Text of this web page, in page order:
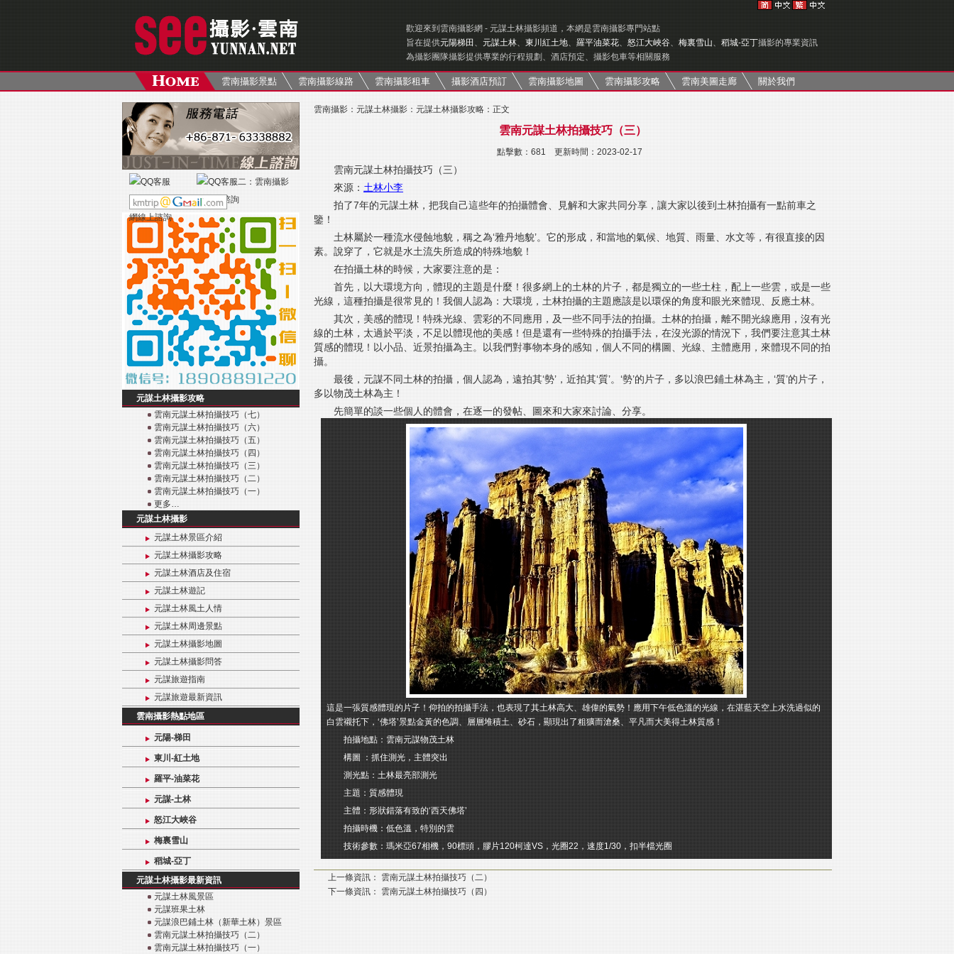
歡迎來到雲南攝影網 - 元謀土林攝影頻道，本網是雲南攝影專門站點
旨在提供元陽梯田 、 元謀土林、 東川紅土地、 羅平油菜花、 怒江大峽谷、 梅裏雪山、 稻城-亞丁攝影的專業資訊
為攝影團隊攝影提供專業的行程規劃、酒店預定、攝影包車等相關服務
雲南攝影景點 雲南攝影線路 雲南攝影租車 攝影酒店預訂 雲南攝影地圖 雲南攝影攻略 雲南美圖走廊 關於我們
元謀土林攝影攻略
雲南元謀土林拍攝技巧（七）
雲南元謀土林拍攝技巧（六）
雲南元謀土林拍攝技巧（五）
雲南元謀土林拍攝技巧（四）
雲南元謀土林拍攝技巧（三）
雲南元謀土林拍攝技巧（二）
雲南元謀土林拍攝技巧（一）
更多…
元謀土林攝影
元謀土林景區介紹
元謀土林攝影攻略
元謀土林酒店及住宿
元謀土林遊記
元謀土林風土人情
元謀土林周邊景點
元謀土林攝影地圖
元謀土林攝影問答
元謀旅遊指南
元謀旅遊最新資訊
雲南攝影熱點地區
元陽-梯田
東川-紅土地
羅平-油菜花
元謀-土林
怒江大峽谷
梅裏雪山
稻城-亞丁
元謀土林攝影最新資訊
元謀土林風景區
元謀班果土林
元謀浪巴鋪土林（新華土林）景區
雲南元謀土林拍攝技巧（二）
雲南元謀土林拍攝技巧（一）
雲南攝影 ： 元謀土林攝影 ： 元謀土林攝影攻略 ：正文
雲南元謀土林拍攝技巧（三）
點擊數： 681 更新時間：2023-02-17
雲南元謀土林拍攝技巧（三）
來源： 土林小李
拍了7年的元謀土林，把我自己這些年的拍攝體會、見解和大家共同分享，讓大家以後到土林拍攝有一點前車之
鑒！
土林屬於一種流水侵蝕地貌，稱之為‘雅丹地貌’。它的形成，和當地的氣候、地質、雨量、水文等，有很直接的因
素。說穿了，它就是水土流失所造成的特殊地貌！
在拍攝土林的時候，大家要注意的是：
首先，以大環境方向，體現的主題是什麼！很多網上的土林的片子，都是獨立的一些土柱，配上一些雲，或是一些
光線，這種拍攝是很常見的！我個人認為：大環境，土林拍攝的主題應該是以環保的角度和眼光來體現、反應土林。
其次，美感的體現！特殊光線、雲彩的不同應用，及一些不同手法的拍攝。土林的拍攝，離不開光線應用，沒有光
線的土林，太過於平淡，不足以體現他的美感！但是還有一些特殊的拍攝手法，在沒光源的情況下，我們要注意其土林
質感的體現！以小品、近景拍攝為主。以我們對事物本身的感知，個人不同的構圖、光線、主體應用，來體現不同的拍
攝。
最後，元謀不同土林的拍攝，個人認為，遠拍其‘勢’，近拍其‘質’。‘勢’的片子，多以浪巴鋪土林為主，‘質’的片子，
多以物茂土林為主！
先簡單的談一些個人的體會，在逐一的發帖、圖來和大家來討論、分享。
這是一張質感體現的片子！仰拍的拍攝手法，也表現了其土林高大、雄偉的氣勢！應用下午低色溫的光線，在湛藍天空上水洗過似的
白雲襯托下，‘佛塔’景點金黃的色調、層層堆積土、砂石，顯現出了粗獷而滄桑、平凡而大美得土林質感！
拍攝地點：雲南元謀物茂土林
構圖 ：抓住測光，主體突出
測光點：土林最亮部測光
主題：質感體現
主體：形狀錯落有致的‘西天佛塔’
拍攝時機：低色溫，特別的雲
技術參數：瑪米亞67相機，90標頭，膠片120柯達VS，光圈22，速度1/30，扣半檔光圈
上一條資訊： 雲南元謀土林拍攝技巧（二）
下一條資訊： 雲南元謀土林拍攝技巧（四）